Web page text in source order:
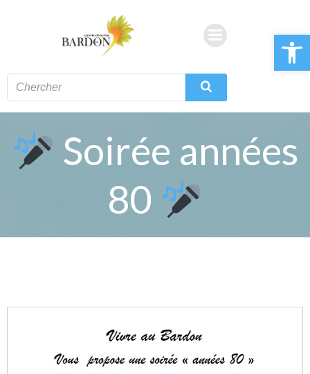
Ouvrir
Soirée années
80